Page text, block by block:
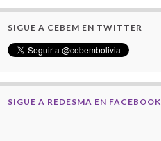
SIGUE A CEBEM EN TWITTER
SIGUE A REDESMA EN FACEBOOK